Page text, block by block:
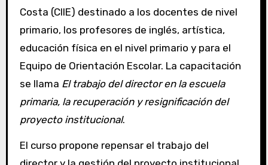
Costa (CIIE) destinado a los docentes de nivel
primario, los profesores de inglés, artística,
educación física en el nivel primario y para el
Equipo de Orientación Escolar. La capacitación
se llama El trabajo del director en la escuela
primaria, la recuperación y resignificación del
proyecto institucional.
El curso propone repensar el trabajo del